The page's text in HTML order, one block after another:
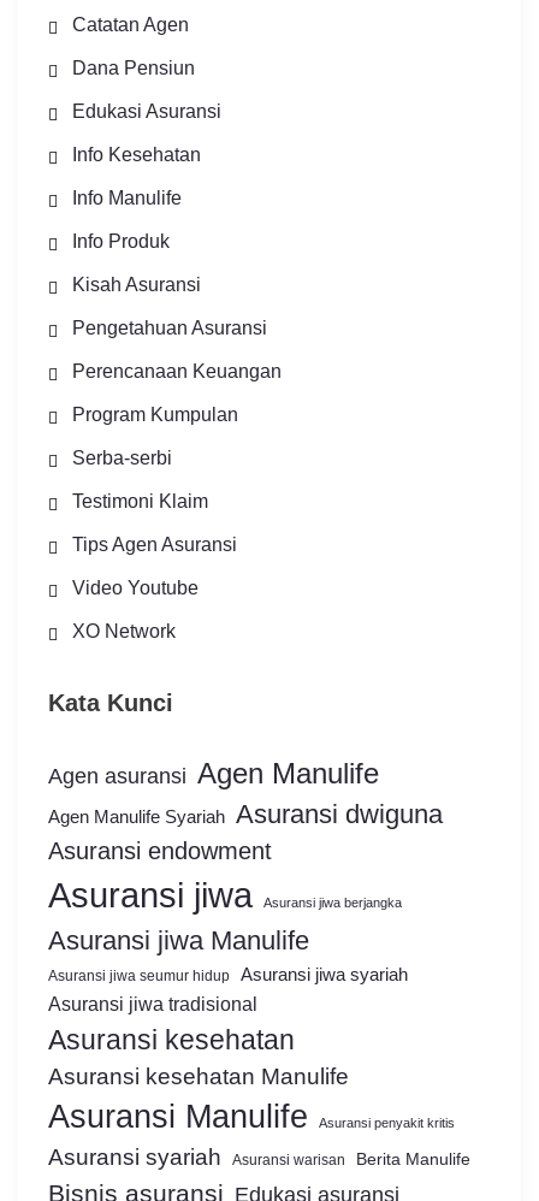
Catatan Agen
Dana Pensiun
Edukasi Asuransi
Info Kesehatan
Info Manulife
Info Produk
Kisah Asuransi
Pengetahuan Asuransi
Perencanaan Keuangan
Program Kumpulan
Serba-serbi
Testimoni Klaim
Tips Agen Asuransi
Video Youtube
XO Network
Kata Kunci
Agen asuransi Agen Manulife
Agen Manulife Syariah Asuransi dwiguna
Asuransi endowment
Asuransi jiwa Asuransi jiwa berjangka
Asuransi jiwa Manulife
Asuransi jiwa seumur hidup Asuransi jiwa syariah
Asuransi jiwa tradisional
Asuransi kesehatan
Asuransi kesehatan Manulife
Asuransi Manulife Asuransi penyakit kritis
Asuransi syariah Asuransi warisan Berita Manulife
Bisnis asuransi Edukasi asuransi